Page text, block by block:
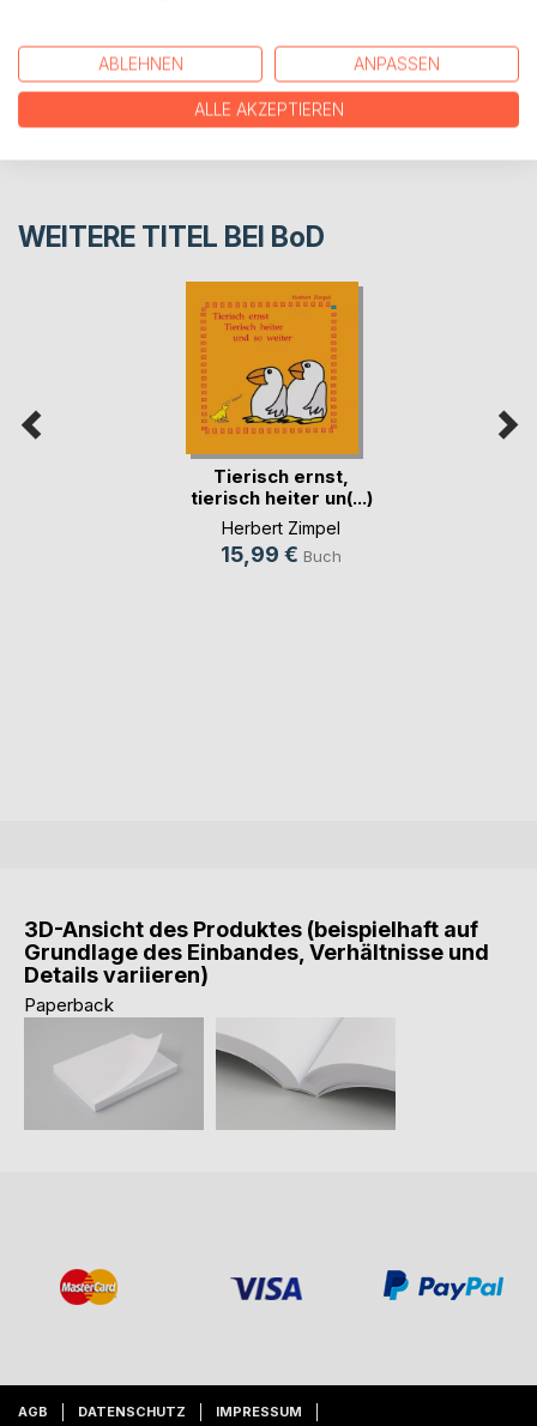
REZENSIONEN
WEITERE TITEL BEI BoD
Tierisch ernst,
tierisch heiter un(...)
Herbert Zimpel
15,99 € Buch
3D-Ansicht des Produktes (beispielhaft auf
Grundlage des Einbandes, Verhältnisse und
Details variieren)
Paperback
AGB DATENSCHUTZ IMPRESSUM
ABLEHNEN ANPASSEN
ALLE AKZEPTIEREN